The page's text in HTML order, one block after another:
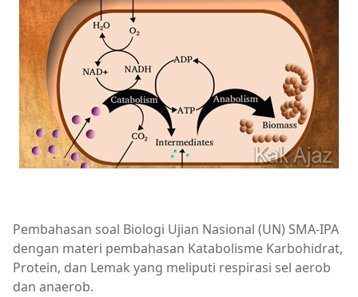
Pembahasan soal Biologi Ujian Nasional (UN) SMA-IPA
dengan materi pembahasan Katabolisme Karbohidrat,
Protein, dan Lemak yang meliputi respirasi sel aerob
dan anaerob.